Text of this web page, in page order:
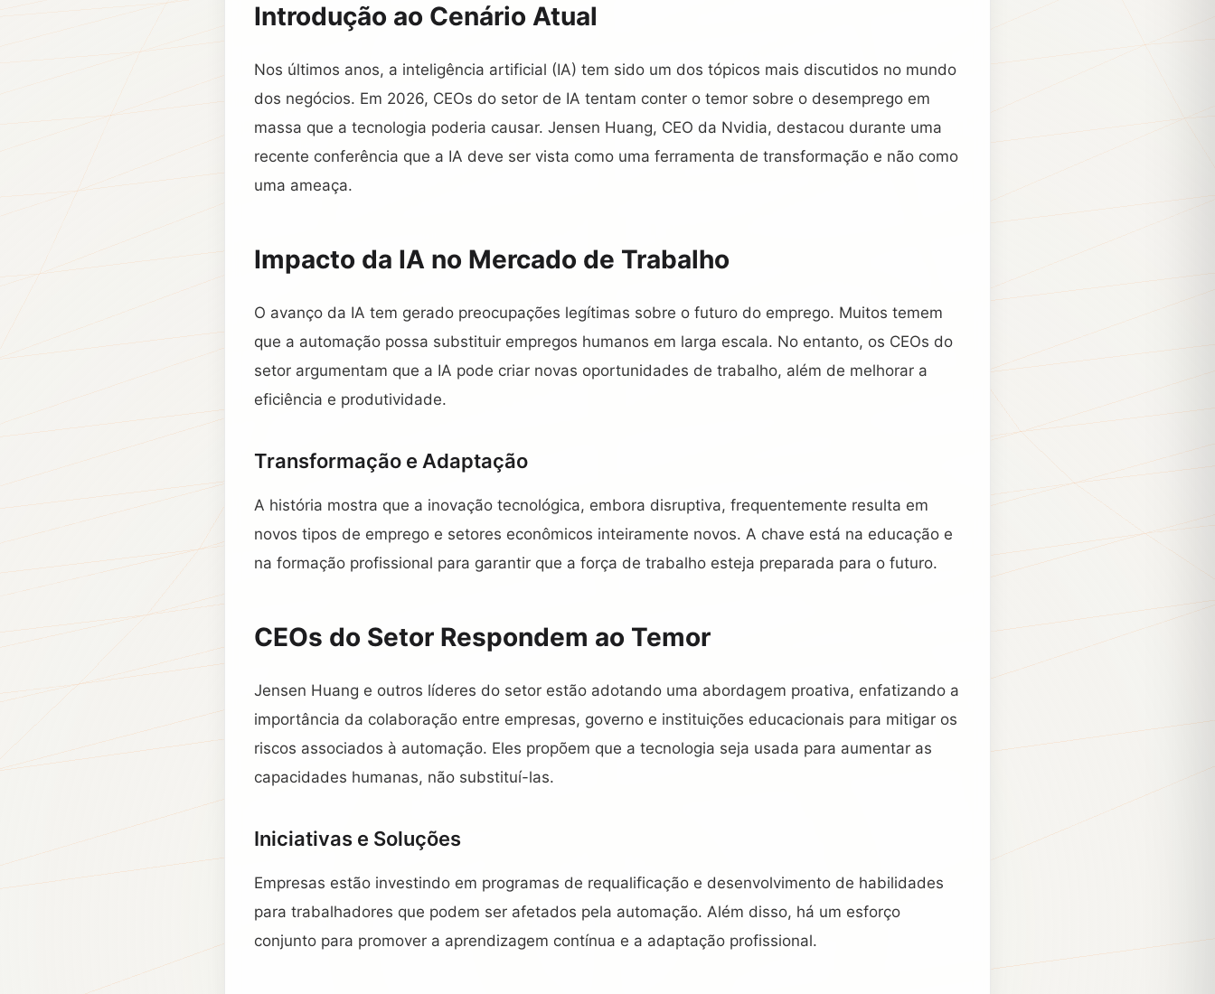
Introdução ao Cenário Atual
Nos últimos anos, a inteligência artificial (IA) tem sido um dos tópicos mais discutidos no mundo
dos negócios. Em 2026, CEOs do setor de IA tentam conter o temor sobre o desemprego em
massa que a tecnologia poderia causar. Jensen Huang, CEO da Nvidia, destacou durante uma
recente conferência que a IA deve ser vista como uma ferramenta de transformação e não como
uma ameaça.
Impacto da IA no Mercado de Trabalho
O avanço da IA tem gerado preocupações legítimas sobre o futuro do emprego. Muitos temem
que a automação possa substituir empregos humanos em larga escala. No entanto, os CEOs do
setor argumentam que a IA pode criar novas oportunidades de trabalho, além de melhorar a
eficiência e produtividade.
Transformação e Adaptação
A história mostra que a inovação tecnológica, embora disruptiva, frequentemente resulta em
novos tipos de emprego e setores econômicos inteiramente novos. A chave está na educação e
na formação profissional para garantir que a força de trabalho esteja preparada para o futuro.
CEOs do Setor Respondem ao Temor
Jensen Huang e outros líderes do setor estão adotando uma abordagem proativa, enfatizando a
importância da colaboração entre empresas, governo e instituições educacionais para mitigar os
riscos associados à automação. Eles propõem que a tecnologia seja usada para aumentar as
capacidades humanas, não substituí-las.
Iniciativas e Soluções
Empresas estão investindo em programas de requalificação e desenvolvimento de habilidades
para trabalhadores que podem ser afetados pela automação. Além disso, há um esforço
conjunto para promover a aprendizagem contínua e a adaptação profissional.